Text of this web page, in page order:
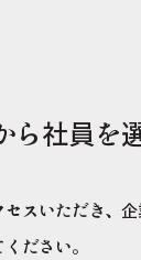
ら社員を
スいただき、
ださい。